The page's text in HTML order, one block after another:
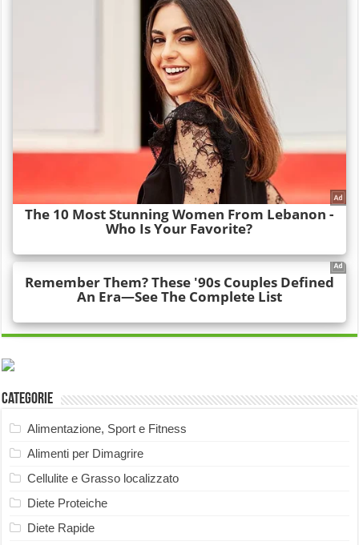
Categorie
Alimentazione, Sport e Fitness
Alimenti per Dimagrire
Cellulite e Grasso localizzato
Diete Proteiche
Diete Rapide